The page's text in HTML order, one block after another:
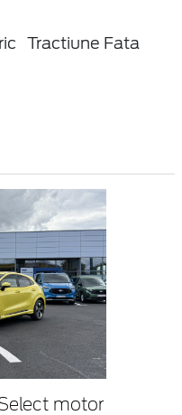
Tractiune Fata
motor